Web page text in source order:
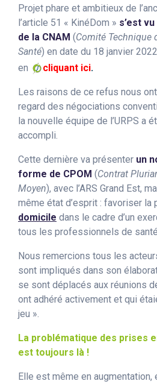
Projet phare et ambitieux de
l’article 51 « KinéDom » s’est
de la CNAM (Comité Technique
Santé) en date du 18 janvier
en
cliquant ici.
Les raisons de ce refus nous
regard des négociations
la nouvelle équipe de l’URPS a
accompli.
Cette dernière va présenter un
forme de CPOM (Contrat
Moyen), avec l’ARS Grand Est,
même état d’esprit : favoriser la
domicile dans le cadre d’un
tous les professionnels de santé.
Nous remercions tous les
sont impliqués dans son
se sont déplacés aux réunions
ont adhéré activement et qui
jeu ».
La problématique des prises
est toujours là !
Elle est même en